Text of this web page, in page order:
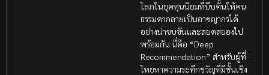
โลภในยุคทุนนิยมที่บีบคั้นให้คน
ธรรมดากลายเป็นอาชญากรได้
อย่างน่าขบขันและสยดสยองไป
พร้อมกัน นี่คือ “Deep
Recommendation” สำหรับผู้ที่
โหยหาความระทึกขวัญที่มีชั้นเชิง